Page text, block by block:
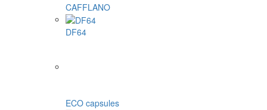
CAFFLANO
DF64
ECO capsules